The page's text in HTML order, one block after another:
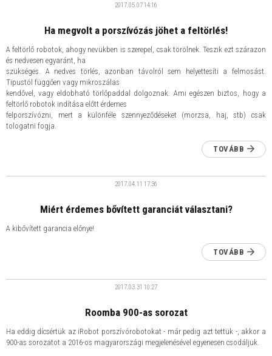
Ha megvolt a porszívózás jöhet a feltörlés!
2017.05.0714:16
A feltörlő robotok, ahogy nevükben is szerepel, csak törölnek. Teszik ezt szárazon
és nedvesen egyaránt, ha
szükséges. A nedves törlés, azonban távolról sem helyettesíti a felmosást.
Tipustól függően vagy mikroszálas
kendővel, vagy eldobható törlőpaddal dolgoznak. Ami egészen biztos, hogy a
feltörlő robotok indítása előtt érdemes
felporszívózni, mert a különféle szennyeződéseket (morzsa, haj, stb) csak
tologatni fogja.
TOVÁBB
Miért érdemes bővített garanciát választani?
2017.04.11 17:36
A kibővített garancia előnye!
TOVÁBB
Roomba 900-as sorozat
2017.03.31 10:27
Ha eddig dícsértük az iRobot porszívórobotokat - már pedig azt tettük -, akkor a
900-as sorozatot a 2016-os magyarországi megjelenésével egyenesen csodáljuk.